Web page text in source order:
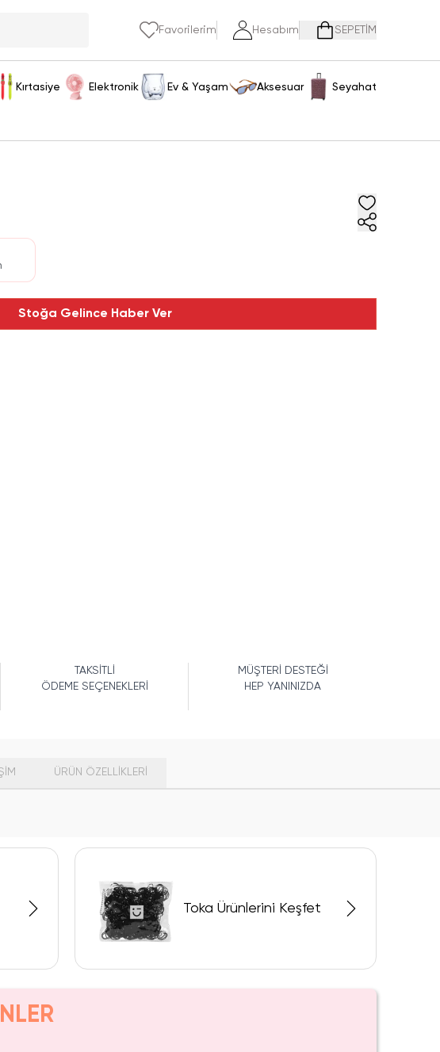
Favorilerim Hesabım SEPETİM
Kırtasiye Elektronik Ev & Yaşam Aksesuar Seyahat
Stoğa Gelince Haber Ver
TAKSİTLİ
ÖDEME SEÇENEKLERİ
MÜŞTERİ DESTEĞİ
HEP YANINIZDA
ÜRÜN ÖZELLIKLERI
Toka Ürünlerini Keşfet